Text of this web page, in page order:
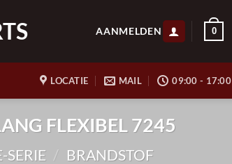
AANMELDEN 0
LOCATIE MAIL 09:00 - 17:00
FLEXIBEL 7245
SERIE / BRANDSTOF